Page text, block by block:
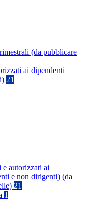
(da pubblicare
ai dipendenti
21
autorizzati ai
e non dirigenti) (da
21
1